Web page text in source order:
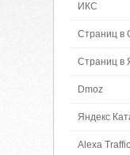
ИКС
Страниц в
Страниц в
Dmoz
Яндекс
Alexa